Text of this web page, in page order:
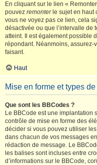
En cliquant sur le lien «
pouvez remonterle sujet en haut
vous ne voyez pas ce lien, cela
désactivée ou que l’intervalle de
atteint. Il est également possible
répondant. Néanmoins, assurez-
faisant.
Haut
Mise en forme et types
Que sont les BBCodes ?
Le BBCode est une implantation
contrôle de mise en forme des
décider si vous pouvez utiliser
dans chacun de vos messages
rédaction de message. Le
les balises sont incluses entre
d’informations sur le BBCode,